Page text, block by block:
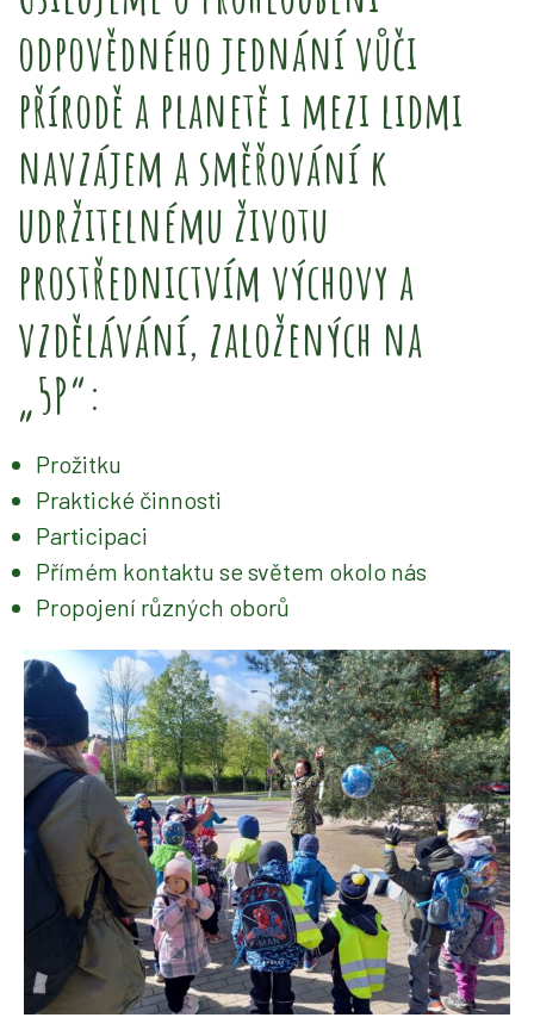
odpovědného jednání vůči
přírodě a planetě i mezi lidmi
navzájem a směřování k
udržitelnému životu
prostřednictvím výchovy a
vzdělávání, založených na
„5P“:
Prožitku
Praktické činnosti
Participaci
Přímém kontaktu se světem okolo nás
Propojení různých oborů